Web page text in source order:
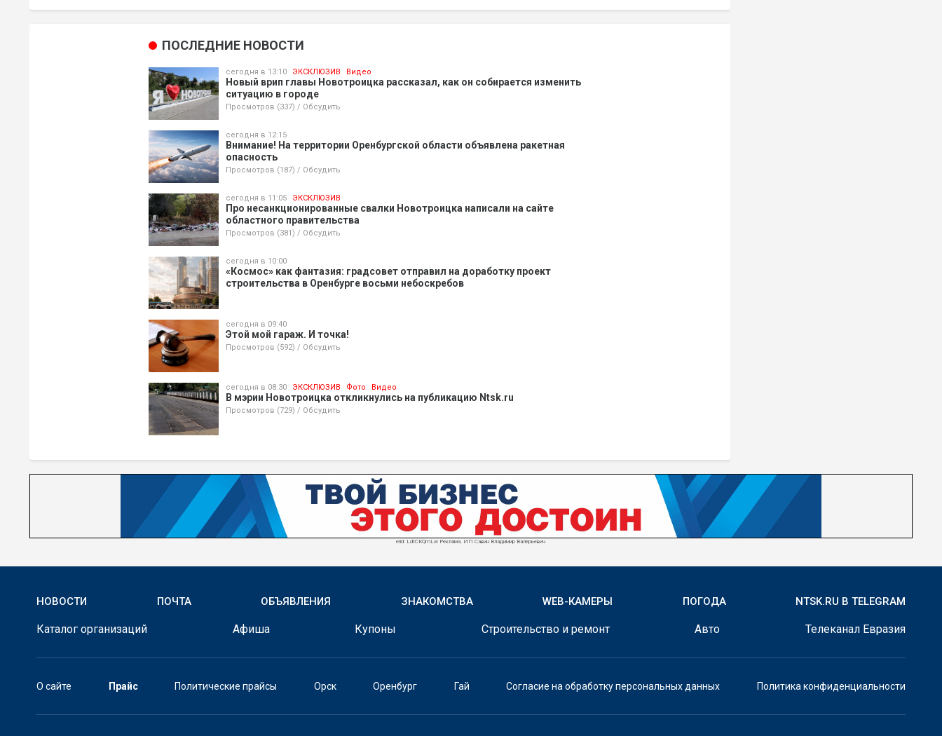
ПОСЛЕДНИЕ НОВОСТИ
сегодня в 13:10 ЭКСКЛЮЗИВ Видео
Новый врип главы Новотроицка рассказал, как он собирается изменить
ситуацию в городе
Просмотров (337) / Обсудить
сегодня в 12:15
Внимание! На территории Оренбургской области объявлена ракетная
опасность
Просмотров (187) / Обсудить
сегодня в 11:05 ЭКСКЛЮЗИВ
Про несанкционированные свалки Новотроицка написали на сайте
областного правительства
Просмотров (381) / Обсудить
сегодня в 10:00
«Космос» как фантазия: градсовет отправил на доработку проект
строительства в Оренбурге восьми небоскребов
сегодня в 09:40
Этой мой гараж. И точка!
Просмотров (592) / Обсудить
сегодня в 08:30 ЭКСКЛЮЗИВ Фото Видео
В мэрии Новотроицка откликнулись на публикацию Ntsk.ru
Просмотров (729) / Обсудить
erid: LdtCKQmLw Реклама. ИП Савин Владимир Валерьевич
НОВОСТИ ПОЧТА ОБЪЯВЛЕНИЯ ЗНАКОМСТВА WEB-КАМЕРЫ ПОГОДА NTSK.RU В TELEGRAM
Каталог организаций Афиша Купоны Строительство и ремонт Авто Телеканал Евразия
О сайте Прайс Политические прайсы Орск Оренбург Гай Согласие на обработку персональных данных Политика конфиденциальности